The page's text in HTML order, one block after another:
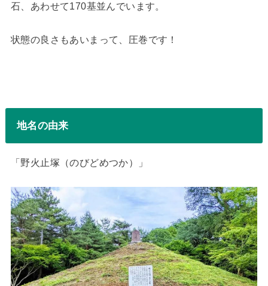
石、あわせて170基並んでいます。
状態の良さもあいまって、圧巻です！
地名の由来
「野火止塚（のびどめつか）」